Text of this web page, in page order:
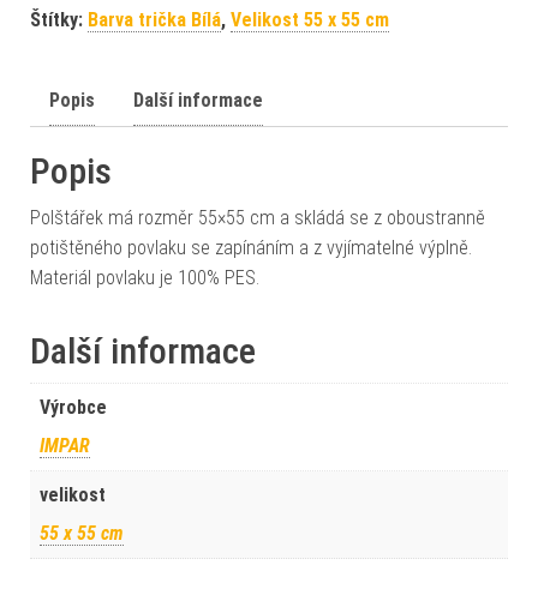
Štítky: Barva trička Bílá, Velikost 55 x 55 cm
Popis Další informace
Popis
Polštářek má rozměr 55×55 cm a skládá se z oboustranně
potištěného povlaku se zapínáním a z vyjímatelné výplně.
Materiál povlaku je 100% PES.
Další informace
Výrobce
IMPAR
velikost
55 x 55 cm